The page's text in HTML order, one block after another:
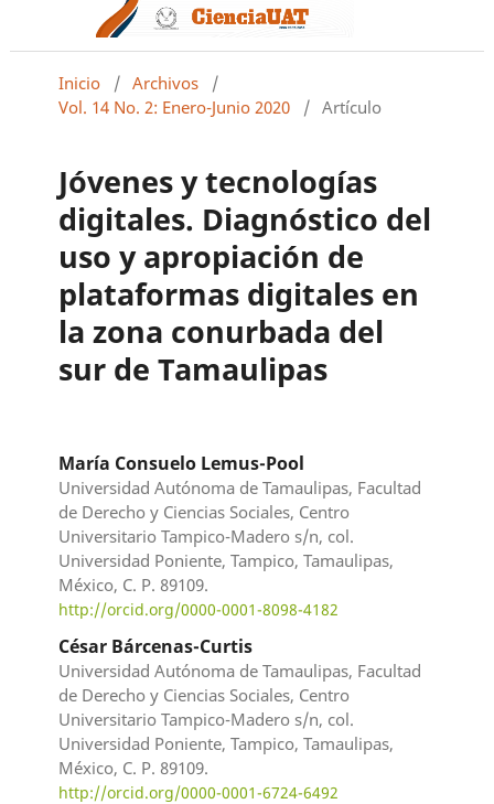
Inicio / Archivos
/
Vol. 14 No. 2: Enero-Junio 2020
/ Artículo
Jóvenes y tecnologías
digitales. Diagnóstico del
uso y apropiación de
plataformas digitales en
la zona conurbada del
sur de Tamaulipas
María Consuelo Lemus-Pool
Universidad Autónoma de Tamaulipas, Facultad
de Derecho y Ciencias Sociales, Centro
Universitario Tampico-Madero s/n, col.
Universidad Poniente, Tampico, Tamaulipas,
México, C. P. 89109.
http://orcid.org/0000-0001-8098-4182
César Bárcenas-Curtis
Universidad Autónoma de Tamaulipas, Facultad
de Derecho y Ciencias Sociales, Centro
Universitario Tampico-Madero s/n, col.
Universidad Poniente, Tampico, Tamaulipas,
México, C. P. 89109.
http://orcid.org/0000-0001-6724-6492